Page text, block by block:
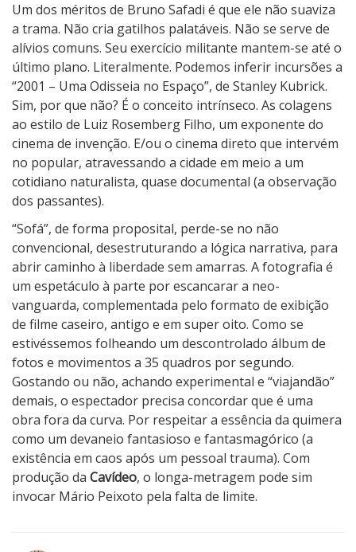
Um dos méritos de Bruno Safadi é que ele não suaviza
a trama. Não cria gatilhos palatáveis. Não se serve de
alívios comuns. Seu exercício militante mantem-se até o
último plano. Literalmente. Podemos inferir incursões a
“2001 – Uma Odisseia no Espaço”, de Stanley Kubrick.
Sim, por que não? É o conceito intrínseco. As colagens
ao estilo de Luiz Rosemberg Filho, um exponente do
cinema de invenção. E/ou o cinema direto que intervém
no popular, atravessando a cidade em meio a um
cotidiano naturalista, quase documental (a observação
dos passantes).
“Sofá”, de forma proposital, perde-se no não
convencional, desestruturando a lógica narrativa, para
abrir caminho à liberdade sem amarras. A fotografia é
um espetáculo à parte por escancarar a neo-
vanguarda, complementada pelo formato de exibição
de filme caseiro, antigo e em super oito. Como se
estivéssemos folheando um descontrolado álbum de
fotos e movimentos a 35 quadros por segundo.
Gostando ou não, achando experimental e “viajandão”
demais, o espectador precisa concordar que é uma
obra fora da curva. Por respeitar a essência da quimera
como um devaneio fantasioso e fantasmagórico (a
existência em caos após um pessoal trauma). Com
produção da Cavídeo, o longa-metragem pode sim
invocar Mário Peixoto pela falta de limite.